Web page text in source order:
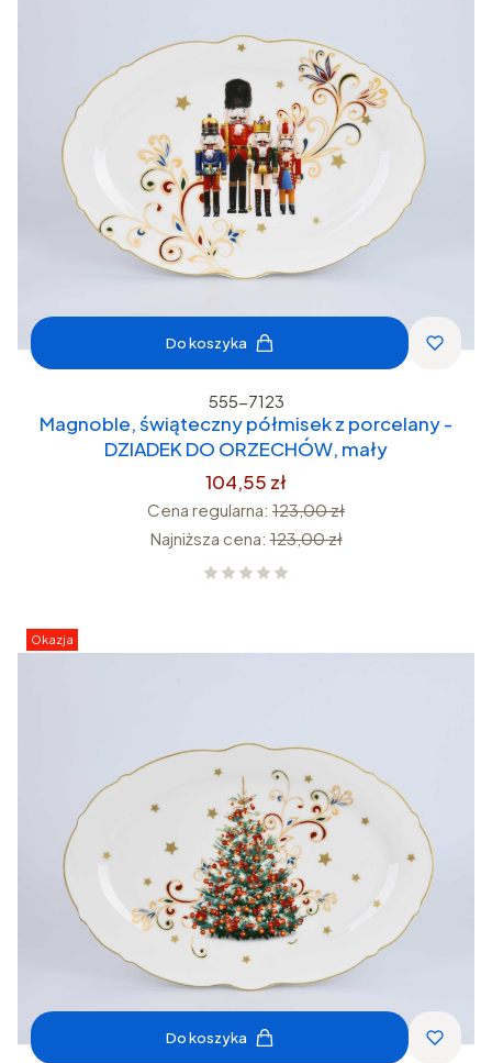
Do koszyka
555-7123
Magnoble, świąteczny półmisek z porcelany -
DZIADEK DO ORZECHÓW, mały
104,55 zł
Cena regularna: 123,00 zł
Najniższa cena: 123,00 zł
Okazja
Do koszyka